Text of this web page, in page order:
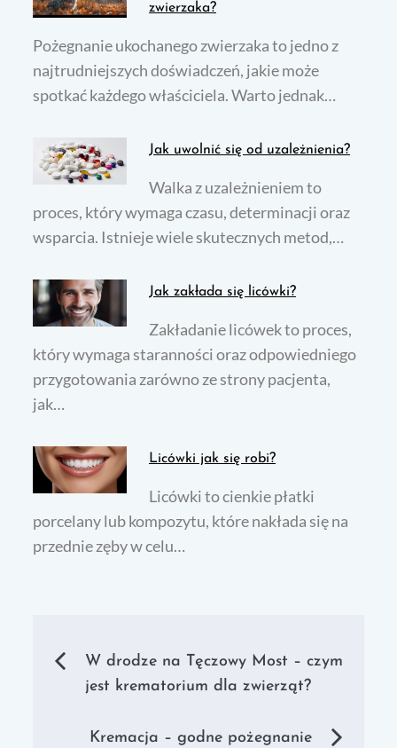
zwierzaka?
Pożegnanie ukochanego zwierzaka to jedno z
najtrudniejszych doświadczeń, jakie może
spotkać każdego właściciela. Warto jednak…
Jak uwolnić się od uzależnienia?
Walka z uzależnieniem to
proces, który wymaga czasu, determinacji oraz
wsparcia. Istnieje wiele skutecznych metod,…
Jak zakłada się licówki?
Zakładanie licówek to proces,
który wymaga staranności oraz odpowiedniego
przygotowania zarówno ze strony pacjenta,
jak…
Licówki jak się robi?
Licówki to cienkie płatki
porcelany lub kompozytu, które nakłada się na
przednie zęby w celu…
Nawigacja
W drodze na Tęczowy Most – czym
jest krematorium dla zwierząt?
Kremacja – godne pożegnanie